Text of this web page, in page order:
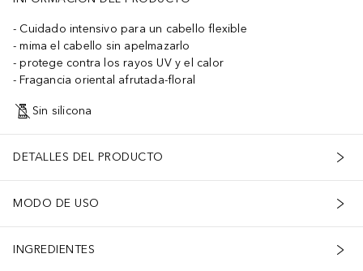
Cuidado intensivo para un cabello flexible
mima el cabello sin apelmazarlo
protege contra los rayos UV y el calor
Fragancia oriental afrutada-floral
Sin silicona
DETALLES DEL PRODUCTO
MODO DE USO
INGREDIENTES